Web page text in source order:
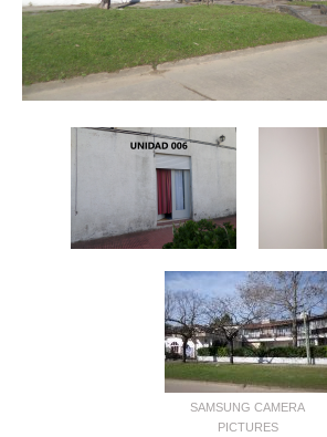
SAMSUNG CAMERA
PICTURES